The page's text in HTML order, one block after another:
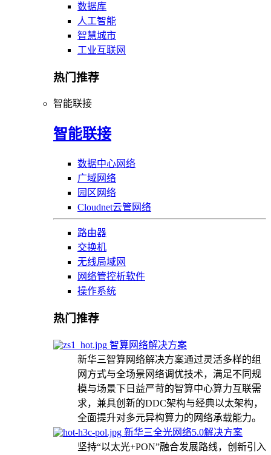
数据库
人工智能
智慧城市
工业互联网
热门推荐
智能联接
智能联接
数据中心网络
广域网络
园区网络
Cloudnet云管网络
路由器
交换机
无线局域网
网络管控析软件
操作系统
热门推荐
智算网络解决方案
新华三智算网络解决方案通过灵活多样的组
网方式与全场景网络调优技术，满足不同规
模与场景下日益严苛的智算中心算力互联需
求，兼具创新的DDC架构与经典以太架构，
全面提升对多元异构算力的网络承载能力。
新华三全光网络5.0解决方案
坚持“以太光+PON”融合发展路线，创新引入